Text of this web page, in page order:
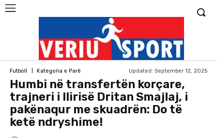
Futboll Kategoria e Parë Updated: September 12, 2025
Humbi në transfertën korçare,
trajneri i Ilirisë Dritan Smajlaj, i
pakënaqur me skuadrën: Do të
ketë ndryshime!